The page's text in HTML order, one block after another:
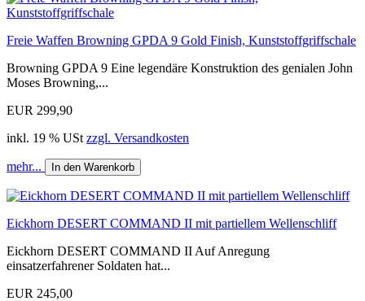
Freie Waffen Browning GPDA 9 Gold Finish, Kunststoffgriffschale
Browning GPDA 9 Eine legendäre Konstruktion des genialen John
Moses Browning,...
EUR 299,90
inkl. 19 % USt zzgl. Versandkosten
mehr... In den Warenkorb
Eickhorn DESERT COMMAND II mit partiellem Wellenschliff
Eickhorn DESERT COMMAND II Auf Anregung
einsatzerfahrener Soldaten hat...
EUR 245,00